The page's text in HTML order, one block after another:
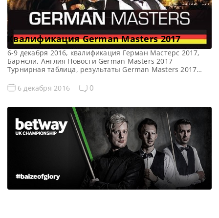
Квалификация German Masters 2017
6-9 декабря 2016, квалификация Герман Мастерс 2017,
Барнсли, Англия Новости German Masters 2017
Турнирная таблица, результаты German Masters 2017
Все видео German Masters 2017 Сенчури брейки
квалификации German Masters 2017: Cенчури
136 Кайрен Уилсон — 114 Робин Халл — 101, 135 Мэттью
[…]
6 декабря 2016 0